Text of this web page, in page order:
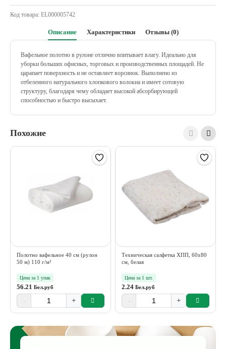
Код товара: EL000005742
Описание Характеристики Отзывы (0)
Вафельное полотно в рулоне отлично впитывает влагу. Идеально для
уборки больших офисных, торговых и производственных площадей. Не
царапает поверхность и не оставляет ворсинок. Выполнено из
отбеленного натурального хлопкового волокна и имеет сотовую
структуру, благодаря чему обладает высокой абсорбирующей
способностью и быстро высыхает.
Похожие
Полотно вафельное 40 см (рулон
50 м) 110 г/м²
Цена за 1 упак
56.21 Бел.руб
- +
Техническая салфетка ХПП, 60х80
см, белая
Цена за 1 шт.
2.24 Бел.руб
- +